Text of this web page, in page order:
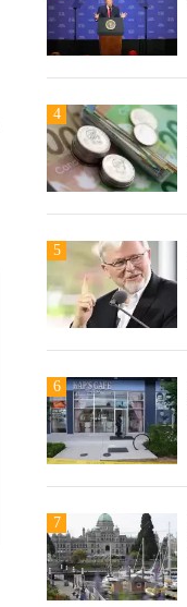
4
5
6
7